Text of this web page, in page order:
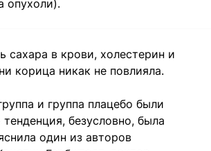
опухоли).
сахара в крови, холестерин и
корица никак не повлияла.
и группа плацебо были
безусловно, была
один из авторов